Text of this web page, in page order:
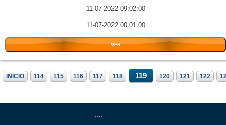
11-07-2022 09:02:00
11-07-2022 00:01:00
VER
INICIO 114 115 116 117 118 119 120 121 122